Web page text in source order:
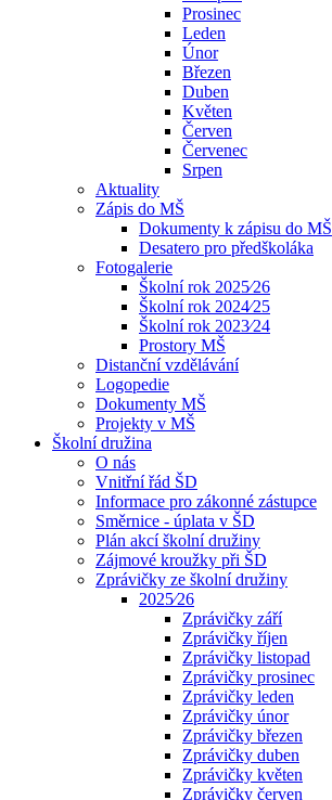
Prosinec
Leden
Únor
Březen
Duben
Květen
Červen
Červenec
Srpen
Aktuality
Zápis do MŠ
Dokumenty k zápisu do MŠ
Desatero pro předškoláka
Fotogalerie
Školní rok 2025⁄26
Školní rok 2024⁄25
Školní rok 2023⁄24
Prostory MŠ
Distanční vzdělávání
Logopedie
Dokumenty MŠ
Projekty v MŠ
Školní družina
O nás
Vnitřní řád ŠD
Informace pro zákonné zástupce
Směrnice - úplata v ŠD
Plán akcí školní družiny
Zájmové kroužky při ŠD
Zprávičky ze školní družiny
2025⁄26
Zprávičky září
Zprávičky říjen
Zprávičky listopad
Zprávičky prosinec
Zprávičky leden
Zprávičky únor
Zprávičky březen
Zprávičky duben
Zprávičky květen
Zprávičky červen